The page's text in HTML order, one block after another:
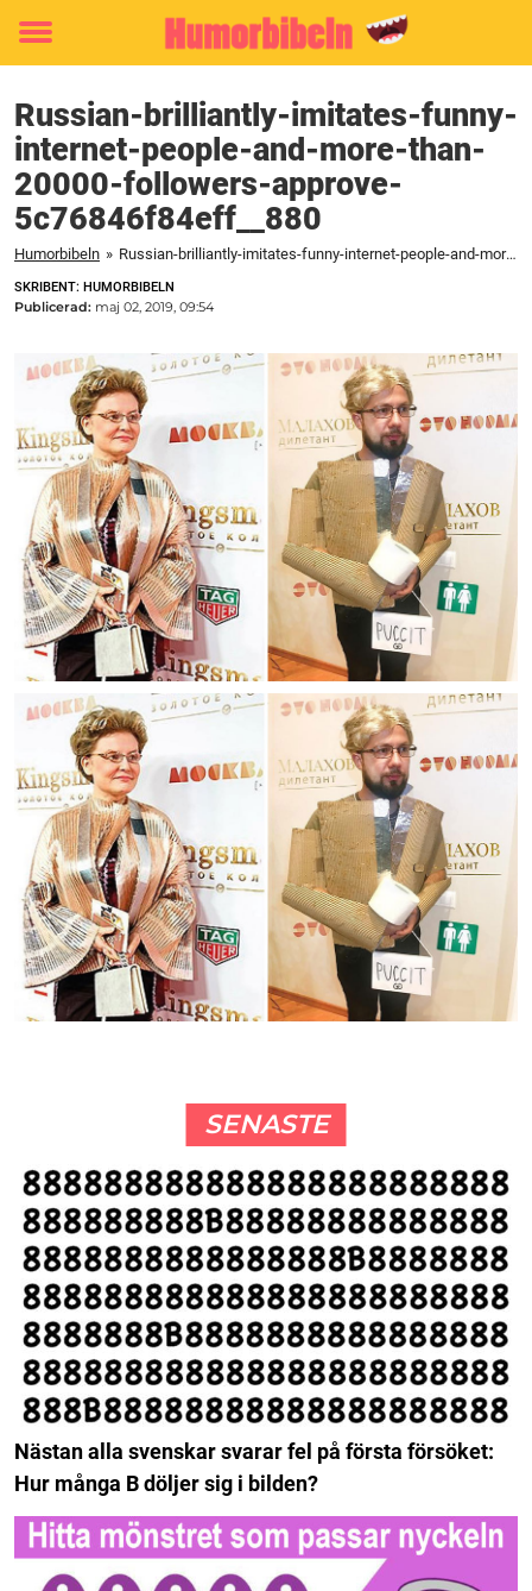
Toggle
Russian-brilliantly-imitates-funny-
internet-people-and-more-than-
20000-followers-approve-
5c76846f84eff__880
Humorbibeln » Russian-brilliantly-imitates-funny-internet-people-and-more-than-20000-followers-approve-5c76846f84eff__880
SKRIBENT: HUMORBIBELN
Publicerad: maj 02, 2019, 09:54
SENASTE
Nästan alla svenskar svarar fel på första försöket:
Hur många B döljer sig i bilden?